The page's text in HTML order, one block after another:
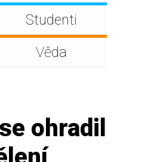
Studenti
Věda
ohradil